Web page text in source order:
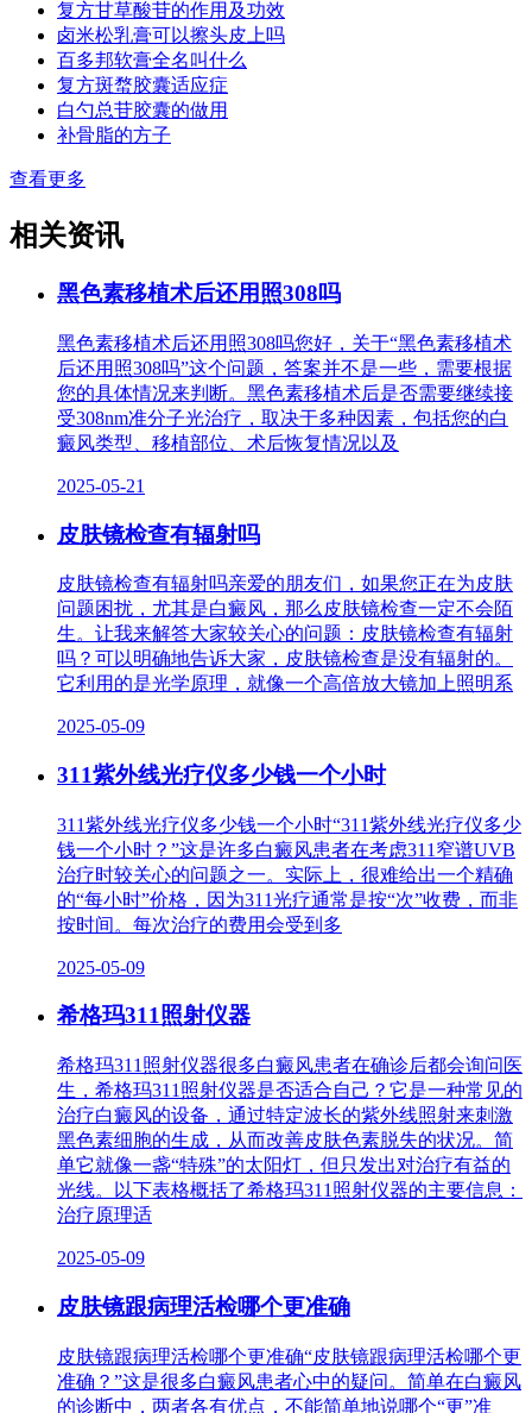
复方甘草酸苷的作用及功效
卤米松乳膏可以擦头皮上吗
百多邦软膏全名叫什么
复方斑蝥胶囊适应症
白勺总苷胶囊的做用
补骨脂的方子
查看更多
相关资讯
黑色素移植术后还用照308吗
黑色素移植术后还用照308吗您好，关于“黑色素移植术
后还用照308吗”这个问题，答案并不是一些，需要根据
您的具体情况来判断。黑色素移植术后是否需要继续接
受308nm准分子光治疗，取决于多种因素，包括您的白
癜风类型、移植部位、术后恢复情况以及
2025-05-21
皮肤镜检查有辐射吗
皮肤镜检查有辐射吗亲爱的朋友们，如果您正在为皮肤
问题困扰，尤其是白癜风，那么皮肤镜检查一定不会陌
生。让我来解答大家较关心的问题：皮肤镜检查有辐射
吗？可以明确地告诉大家，皮肤镜检查是没有辐射的。
它利用的是光学原理，就像一个高倍放大镜加上照明系
2025-05-09
311紫外线光疗仪多少钱一个小时
311紫外线光疗仪多少钱一个小时“311紫外线光疗仪多少
钱一个小时？”这是许多白癜风患者在考虑311窄谱UVB
治疗时较关心的问题之一。实际上，很难给出一个精确
的“每小时”价格，因为311光疗通常是按“次”收费，而非
按时间。每次治疗的费用会受到多
2025-05-09
希格玛311照射仪器
希格玛311照射仪器很多白癜风患者在确诊后都会询问医
生，希格玛311照射仪器是否适合自己？它是一种常见的
治疗白癜风的设备，通过特定波长的紫外线照射来刺激
黑色素细胞的生成，从而改善皮肤色素脱失的状况。简
单它就像一盏“特殊”的太阳灯，但只发出对治疗有益的
光线。以下表格概括了希格玛311照射仪器的主要信息：
治疗原理适
2025-05-09
皮肤镜跟病理活检哪个更准确
皮肤镜跟病理活检哪个更准确“皮肤镜跟病理活检哪个更
准确？”这是很多白癜风患者心中的疑问。简单在白癜风
的诊断中，两者各有优点，不能简单地说哪个“更”准